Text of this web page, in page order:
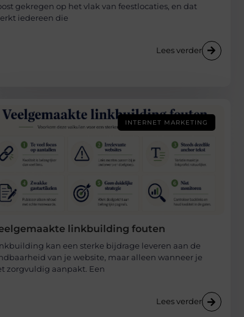
gekregen op het vlak van feestlocaties, en dat
iedereen die
Lees verder
INTERNET MARKETING
linkbuilding fouten
kan een sterke bijdrage leveren aan de
van je website, maar alleen wanneer je
zorgvuldig aanpakt. Een
Lees verder